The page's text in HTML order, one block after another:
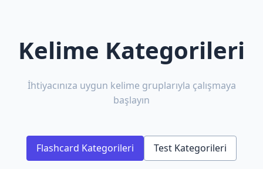
Kelime Kategorileri
İhtiyacınıza uygun kelime gruplarıyla çalışmaya
başlayın
Flashcard Kategorileri Test Kategorileri